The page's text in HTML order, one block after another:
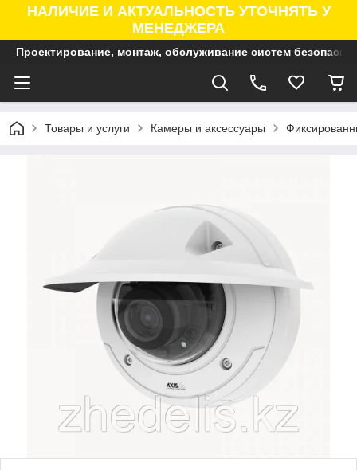
НАЛИЧИЕ И АКТУАЛЬНОСТЬ УТОЧНЯТЬ У
МЕНЕДЖЕРА
Проектирование, монтаж, обслуживание систем
Товары и услуги Камеры и аксессуары